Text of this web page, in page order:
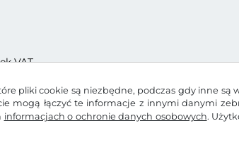
pliki cookie są niezbędne, podczas gdy inne są
mogą łączyć te informacje z innymi danymi
informacjach o ochronie danych osobowych.
VAT